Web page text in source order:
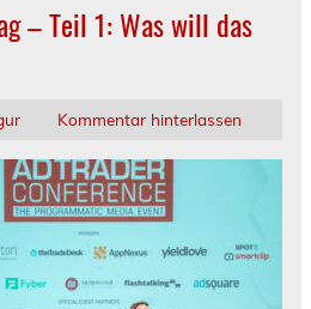
– Teil 1: Was will das
Kommentar hinterlassen